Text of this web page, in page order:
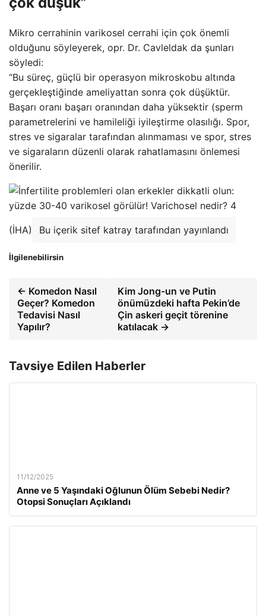
Mikro cerrahinin varikosel cerrahi için çok önemli
olduğunu söyleyerek, opr. Dr. Cavleldak da şunları
söyledi:
“Bu süreç, güçlü bir operasyon mikroskobu altında
gerçekleştiğinde ameliyattan sonra çok düşüktür.
Başarı oranı başarı oranından daha yüksektir (sperm
parametrelerini ve hamileliği iyileştirme olasılığı. Spor,
stres ve sigaralar tarafından alınmaması ve spor, stres
ve sigaraların düzenli olarak rahatlamasını önlemesi
önerilir.
(İHA) Bu içerik sitef katray tarafından yayınlandı
İlgilenebilirsin
← Komedon Nasıl
Geçer? Komedon
Tedavisi Nasıl
Yapılır?
Kim Jong-un ve Putin
önümüzdeki hafta Pekin’de
Çin askeri geçit törenine
katılacak →
Tavsiye Edilen Haberler
11/12/2025
Anne ve 5 Yaşındaki Oğlunun Ölüm Sebebi Nedir?
Otopsi Sonuçları Açıklandı